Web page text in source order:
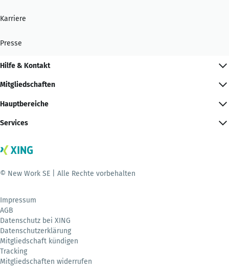
Karriere
Presse
Hilfe & Kontakt
Mitgliedschaften
Hauptbereiche
Services
© New Work SE | Alle Rechte vorbehalten
Impressum
AGB
Datenschutz bei XING
Datenschutzerklärung
Mitgliedschaft kündigen
Tracking
Mitgliedschaften widerrufen